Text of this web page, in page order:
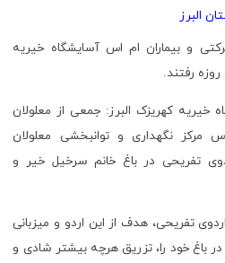
البرز
و بیماران ام اس آسایشگاه خیریه
رفتند.
خیریه کهریزک البرز: جمعی از معلولان
مرکز نگهداری و توانبخشی معلولان
تفریحی در باغ خانم سرخیل خیر و
تفریحی، هدف از این اردو و میزبانی
باغ خود را، تزریق هرچه بیشتر شادی و